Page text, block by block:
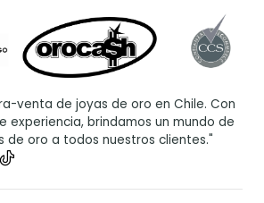
venta de joyas de oro en Chile. Con
experiencia, brindamos un mundo de
de oro a todos nuestros clientes."